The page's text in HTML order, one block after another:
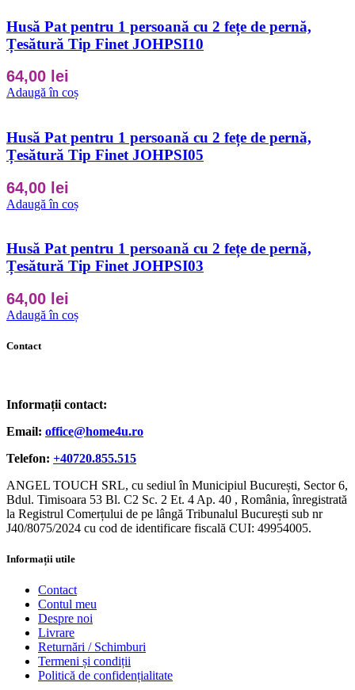
Husă Pat pentru 1 persoană cu 2 fețe de pernă,
Țesătură Tip Finet JOHPSI10
64,00 lei
Adaugă în coș
Husă Pat pentru 1 persoană cu 2 fețe de pernă,
Țesătură Tip Finet JOHPSI05
64,00 lei
Adaugă în coș
Husă Pat pentru 1 persoană cu 2 fețe de pernă,
Țesătură Tip Finet JOHPSI03
64,00 lei
Adaugă în coș
Contact
Informații contact:
Email: office@home4u.ro
Telefon: +40720.855.515
ANGEL TOUCH SRL, cu sediul în Municipiul București, Sector 6,
Bdul. Timisoara 53 Bl. C2 Sc. 2 Et. 4 Ap. 40 , România, înregistrată
la Registrul Comerțului de pe lângă Tribunalul București sub nr
J40/8075/2024 cu cod de identificare fiscală CUI: 49954005.
Informații utile
Contact
Contul meu
Despre noi
Livrare
Returnări / Schimburi
Termeni și condiții
Politică de confidențialitate